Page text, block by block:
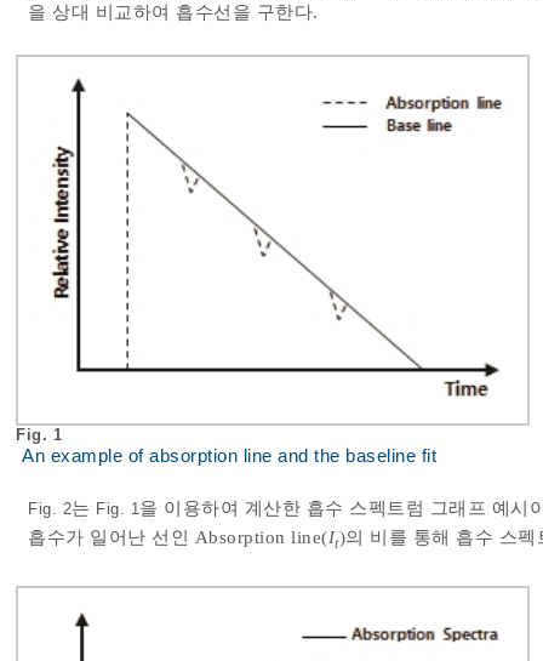
을 상대 비교하여 흡수선을 구한다.
Fig. 1
An example of absorption line and the baseline fit
Fig. 2는 Fig. 1을 이용하여 계산한 흡수 스펙트럼 그래프 예시
흡수가 일어난 선인 Absorption line(It)의 비를 통해 흡수 스펙